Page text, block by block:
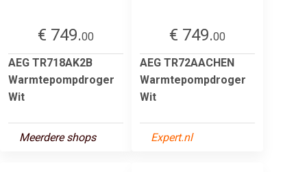
€ 749.00
AEG TR718AK2B
Warmtepompdroger
Wit
Meerdere shops
€ 749.00
AEG TR72AACHEN
Warmtepompdroger
Wit
Expert.nl